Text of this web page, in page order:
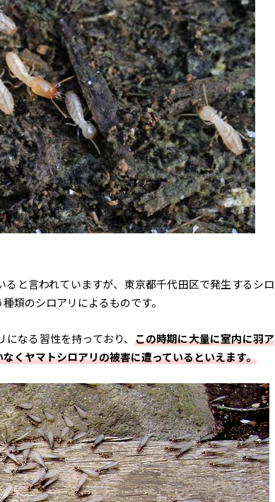
ると言われていますが、東京都千代田区で発生するシロ
類のシロアリによるものです。
なる習性を持っており、 この時期に大量に室内に羽ア
くヤマトシロアリの被害に遭っているといえます。